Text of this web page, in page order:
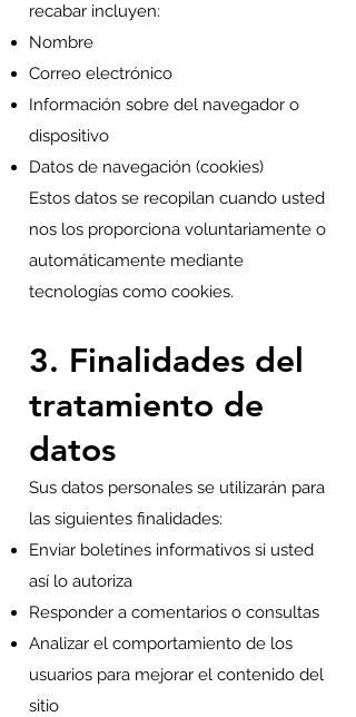
recabar incluyen:
Nombre
Correo electrónico
Información sobre del navegador o
dispositivo
Datos de navegación (cookies)
Estos datos se recopilan cuando usted
nos los proporciona voluntariamente o
automáticamente mediante
tecnologías como cookies.
3. Finalidades del
tratamiento de
datos
Sus datos personales se utilizarán para
las siguientes finalidades:
Enviar boletines informativos si usted
así lo autoriza
Responder a comentarios o consultas
Analizar el comportamiento de los
usuarios para mejorar el contenido del
sitio